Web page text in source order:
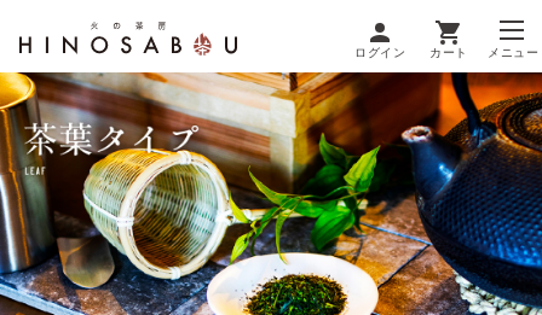
ログイン カート メニュー